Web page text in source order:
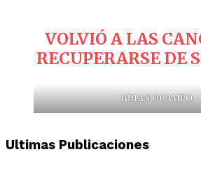
VOLVIÓ A LAS
RECUPERARSE DE
BRIAN OCAMPO
Ultimas Publicaciones